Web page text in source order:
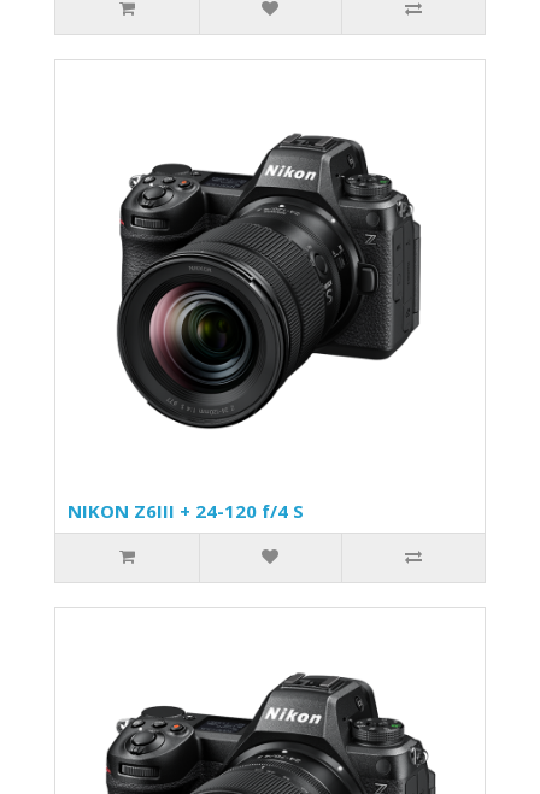
NIKON Z6III + 24-120 f/4 S